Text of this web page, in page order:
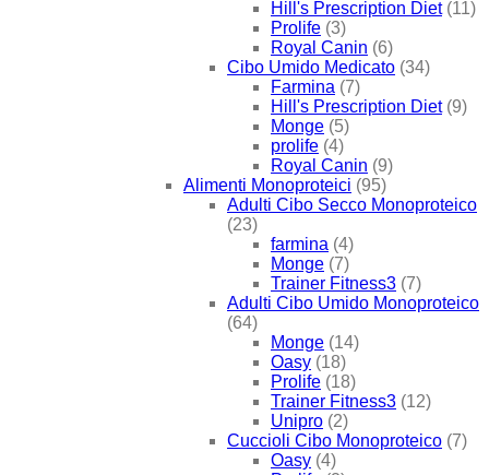
Hill's Prescription Diet (11)
Prolife (3)
Royal Canin (6)
Cibo Umido Medicato (34)
Farmina (7)
Hill's Prescription Diet (9)
Monge (5)
prolife (4)
Royal Canin (9)
Alimenti Monoproteici (95)
Adulti Cibo Secco Monoproteico
(23)
farmina (4)
Monge (7)
Trainer Fitness3 (7)
Adulti Cibo Umido Monoproteico
(64)
Monge (14)
Oasy (18)
Prolife (18)
Trainer Fitness3 (12)
Unipro (2)
Cuccioli Cibo Monoproteico (7)
Oasy (4)